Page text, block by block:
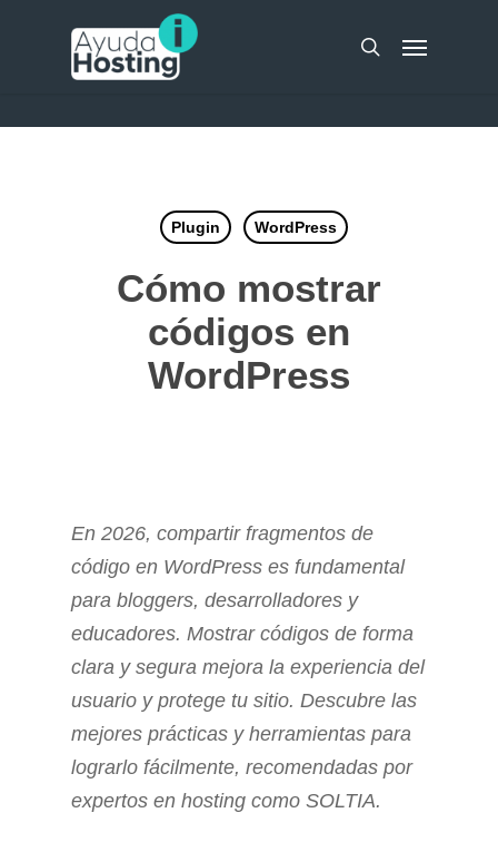
search
Menu
Plugin WordPress
Cómo mostrar
códigos en
WordPress
En 2026, compartir fragmentos de
código en WordPress es fundamental
para bloggers, desarrolladores y
educadores. Mostrar códigos de forma
clara y segura mejora la experiencia del
usuario y protege tu sitio. Descubre las
mejores prácticas y herramientas para
lograrlo fácilmente, recomendadas por
expertos en hosting como SOLTIA.